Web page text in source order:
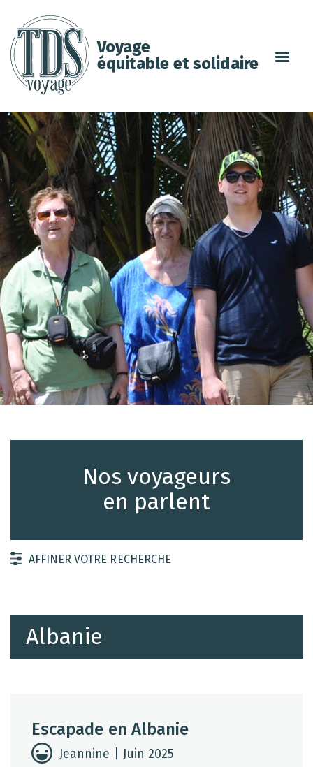
Voyage
équitable et solidaire
Nos voyageurs
en parlent
AFFINER VOTRE RECHERCHE
Albanie
Escapade en Albanie
Jeannine | Juin 2025